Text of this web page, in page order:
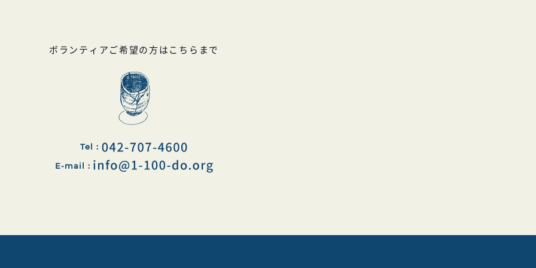
ボランティアご希望の方はこちらまで
Tel :
E-mail :